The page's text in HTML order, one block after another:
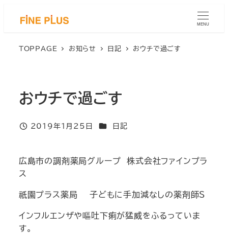
MENU
TOPPAGE お知らせ 日記 おウチで過ごす
おウチで過ごす
投稿日
2019年1月25日 カテゴリー
日記
広島市の調剤薬局グループ 株式会社ファインプラ
ス
祇園プラス薬局 子どもに手加減なしの薬剤師S
インフルエンザや嘔吐下痢が猛威をふるっていま
す。